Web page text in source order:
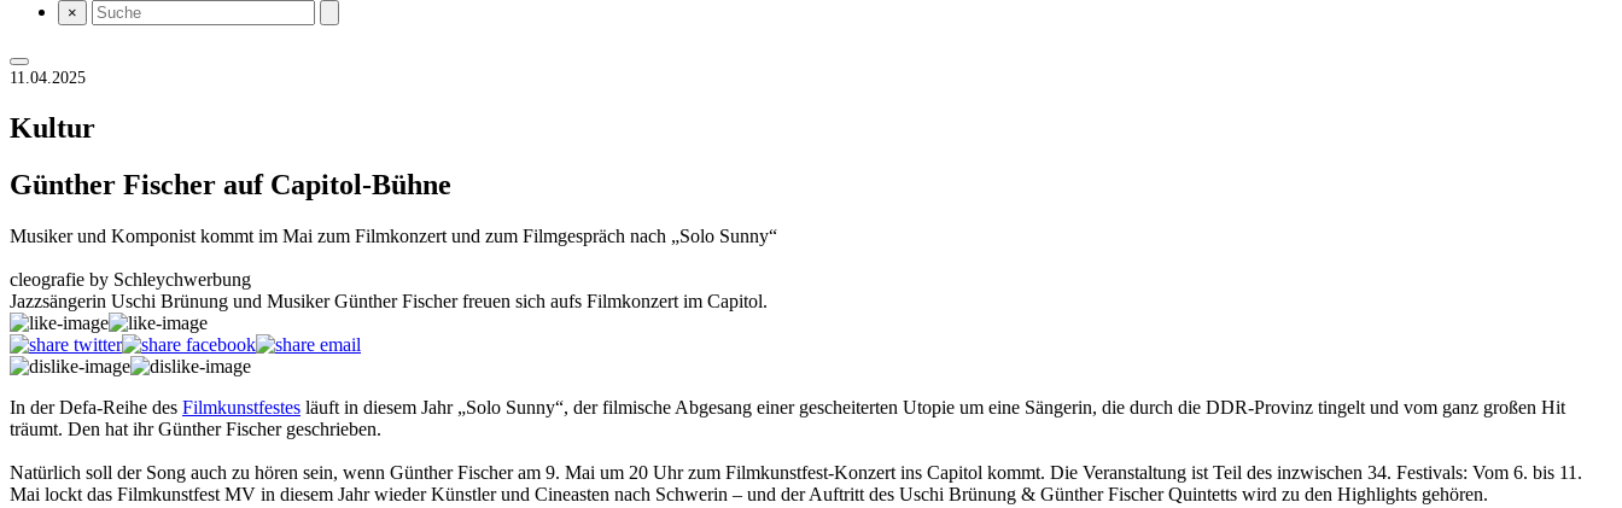
×
11.04.2025
Kultur
Günther Fischer auf Capitol-Bühne
Musiker und Komponist kommt im Mai zum Filmkonzert und zum Filmgespräch nach „Solo Sunny“
cleografie by Schleychwerbung
Jazzsängerin Uschi Brünung und Musiker Günther Fischer freuen sich aufs Filmkonzert im Capitol.
In der Defa-Reihe des Filmkunstfestes läuft in diesem Jahr „Solo Sunny“, der filmische Abgesang einer gescheiterten Utopie um eine Sängerin, die durch die DDR-Provinz tingelt und vom ganz großen Hit
träumt. Den hat ihr Günther Fischer geschrieben.
Natürlich soll der Song auch zu hören sein, wenn Günther Fischer am 9. Mai um 20 Uhr zum Filmkunstfest-Konzert ins Capitol kommt. Die Veranstaltung ist Teil des inzwischen 34. Festivals: Vom 6. bis 11.
Mai lockt das Filmkunstfest MV in diesem Jahr wieder Künstler und Cineasten nach Schwerin – und der Auftritt des Uschi Brünung & Günther Fischer Quintetts wird zu den Highlights gehören.